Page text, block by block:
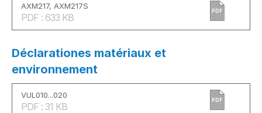
AXM217, AXM217S
PDF : 633 KB
PDF
Déclarationes matériaux et
environnement
VUL010...020
PDF : 31 KB
PDF